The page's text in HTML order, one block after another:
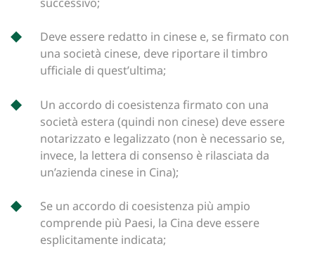
Deve essere redatto in cinese e, se firmato con
una società cinese, deve riportare il timbro
ufficiale di quest’ultima;
Un accordo di coesistenza firmato con una
società estera (quindi non cinese) deve essere
notarizzato e legalizzato (non è necessario se,
invece, la lettera di consenso è rilasciata da
un’azienda cinese in Cina);
Se un accordo di coesistenza più ampio
comprende più Paesi, la Cina deve essere
esplicitamente indicata;